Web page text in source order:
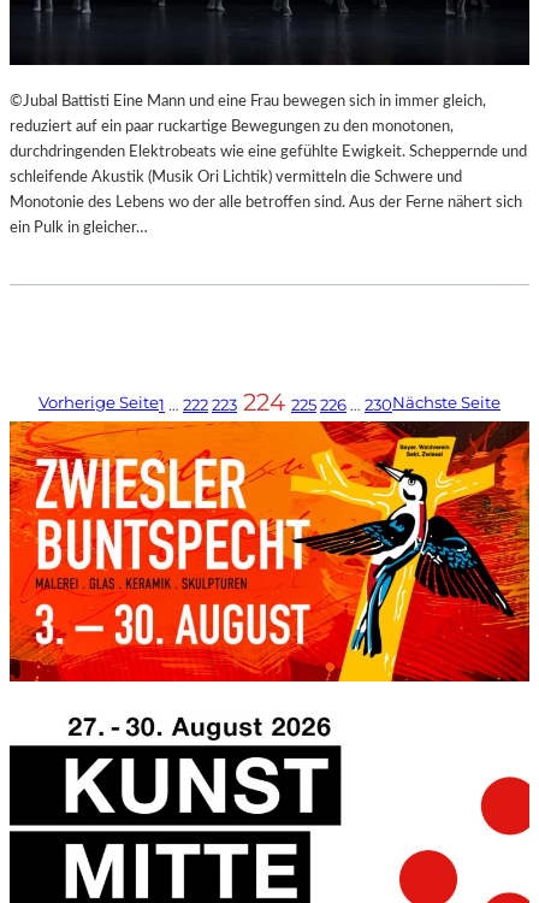
©Jubal Battisti Eine Mann und eine Frau bewegen sich in immer gleich,
reduziert auf ein paar ruckartige Bewegungen zu den monotonen,
durchdringenden Elektrobeats wie eine gefühlte Ewigkeit. Scheppernde und
schleifende Akustik (Musik Ori Lichtik) vermitteln die Schwere und
Monotonie des Lebens wo der alle betroffen sind. Aus der Ferne nähert sich
ein Pulk in gleicher…
Vorherige Seite1 … 222223 224 225226 … 230Nächste Seite